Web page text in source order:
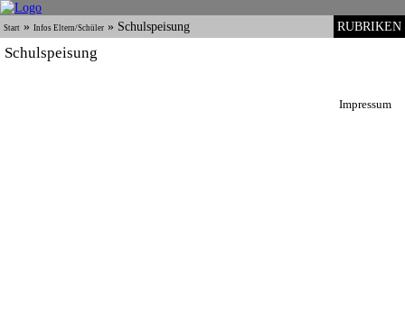
RUBRIKEN
Start » Infos Eltern/Schüler » Schulspeisung
Schulspeisung
Impressum